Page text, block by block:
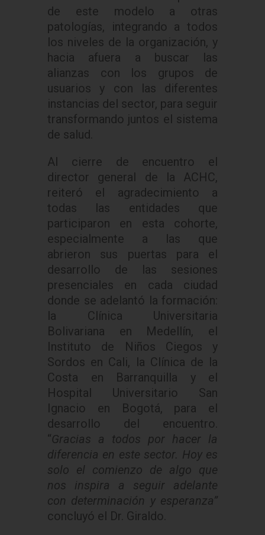
de este modelo a otras
patologías, integrando a todos
los niveles de la organización, y
hacia afuera a buscar las
alianzas con los grupos de
usuarios y con las diferentes
instancias del sector, para seguir
transformando juntos el sistema
de salud.
Al cierre de encuentro el
director general de la ACHC,
reiteró el agradecimiento a
todas las entidades que
participaron en esta cohorte,
especialmente a las que
abrieron sus puertas para el
desarrollo de las sesiones
presenciales en cada ciudad
donde se adelantó la formación:
la Clínica Universitaria
Bolivariana en Medellín, el
Instituto de Niños Ciegos y
Sordos en Cali, la Clínica de la
Costa en Barranquilla y el
Hospital Universitario San
Ignacio en Bogotá, para el
desarrollo del encuentro.
“Gracias a todos por hacer la
diferencia en este sector. Hoy es
solo el comienzo de algo que
nos inspira a seguir adelante
con determinación y esperanza”
concluyó el Dr. Giraldo.